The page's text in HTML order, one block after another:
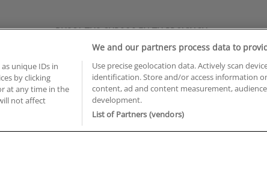
BUSCA TUS CURSOS EN TU PROVINCIA
Ciudad Real
Cáceres
Cádiz
Córdoba
Girona
Cursos en La Rioja
Cursos en Las Palmas
Cursos en León
Cursos en Lleida
Cursos en Madrid
Cursos en Murcia
Cursos en Málaga
unique IDs in
by clicking
at any time in the
not affect
We and our partners process data to
Use precise geolocation data. Actively scan
identification. Store and/or access information
content, ad and content measurement,
development.
List of Partners (vendors)